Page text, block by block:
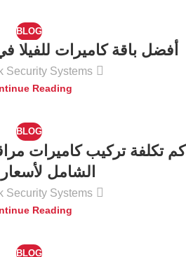
BLOG
أفضل باقة كاميرات للفيلا في
Security Systems
Reading
BLOG
كم تكلفة تركيب كاميرات
الشامل لأسعار
Security Systems
Reading
BLOG